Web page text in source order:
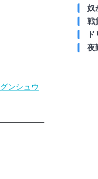
グンシュウ
奴
戦
夜